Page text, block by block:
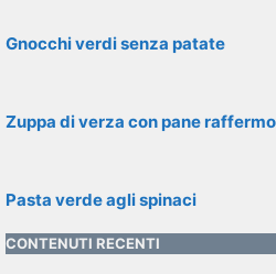
Gnocchi verdi senza patate
Zuppa di verza con pane raffermo
Pasta verde agli spinaci
CONTENUTI RECENTI